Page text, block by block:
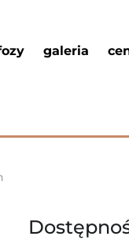
galeria